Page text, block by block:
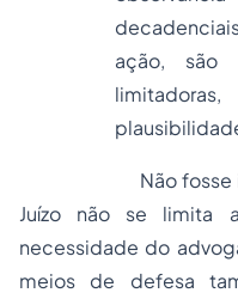
ação, são
Não fosse isto,
Juízo não se limita
necessidade do
meios de defesa